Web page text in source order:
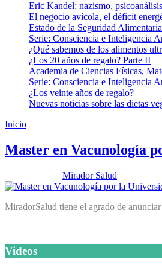
Eric Kandel: nazismo,
El negocio avícola, el déficit
Estado de la Seguridad
Serie: Consciencia e Inteligencia
¿Qué sabemos de los alimentos
¿Los 20 años de regalo? Parte II
Academia de Ciencias Físicas,
Serie: Consciencia e Inteligencia
¿Los veinte años de regalo?
Nuevas noticias sobre las dietas
Inicio
Master en Vacunología
Mirador Salud
MiradorSalud tiene el agrado de
Videos